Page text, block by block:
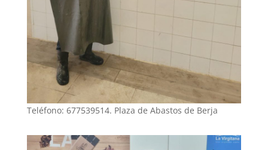
Teléfono: 677539514. Plaza de Abastos de Berja